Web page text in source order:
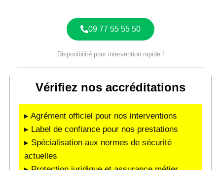
09 77 55 55 50
Disponibilité pour intervention rapide !
Vérifiez nos accréditations
▸ Agrément officiel pour nos interventions
▸ Label de confiance pour nos prestations
▸ Spécialisation aux normes de sécurité
actuelles